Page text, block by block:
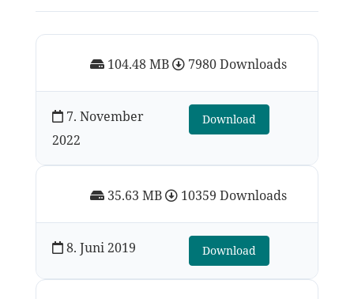
104.48 MB 7980 Downloads
7. November
2022
Download
35.63 MB 10359 Downloads
8. Juni 2019 Download